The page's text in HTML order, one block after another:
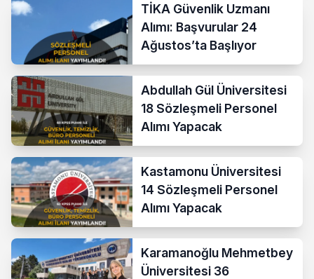
TİKA Güvenlik Uzmanı
Alımı: Başvurular 24
Ağustos’ta Başlıyor
Abdullah Gül Üniversitesi
18 Sözleşmeli Personel
Alımı Yapacak
Kastamonu Üniversitesi
14 Sözleşmeli Personel
Alımı Yapacak
Karamanoğlu Mehmetbey
Üniversitesi 36